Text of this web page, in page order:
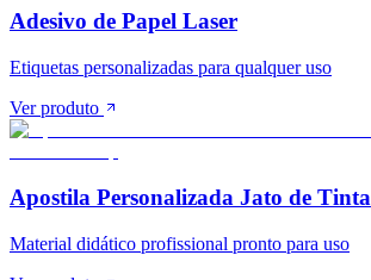
Adesivo de Papel Laser
Etiquetas personalizadas para qualquer uso
Ver produto
Apostila Personalizada Jato de Tinta
Material didático profissional pronto para uso